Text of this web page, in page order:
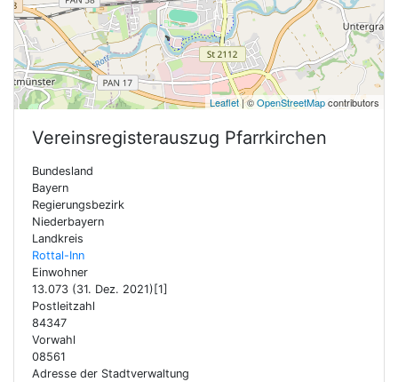
Leaflet| ©OpenStreetMapcontributors
Vereinsregisterauszug Pfarrkirchen
Bundesland
Bayern
Regierungsbezirk
Niederbayern
Landkreis
Rottal-Inn
Einwohner
13.073 (31. Dez. 2021)[1]
Postleitzahl
84347
Vorwahl
08561
Adresse der Stadtverwaltung